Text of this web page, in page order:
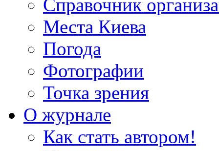
Справочник
Места Киева
Погода
Фотографии
Точка зрения
О журнале
Как стать автором!